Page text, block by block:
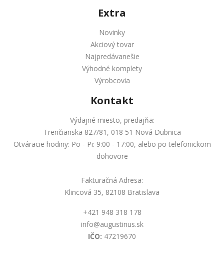
Extra
Novinky
Akciový tovar
Najpredávanešie
Výhodné komplety
Výrobcovia
Kontakt
Výdajné miesto, predajňa:
Trenčianska 827/81, 018 51 Nová Dubnica
Otváracie hodiny: Po - Pi: 9:00 - 17:00, alebo po telefonickom
dohovore
Fakturačná Adresa:
Klincová 35, 82108 Bratislava
+421 948 318 178
info@augustinus.sk
IČO: 47219670